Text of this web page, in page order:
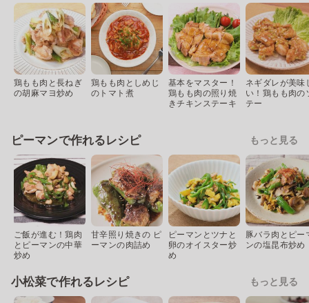
鶏もも肉と長ねぎ
の胡麻マヨ炒め
鶏もも肉としめじ
のトマト煮
基本をマスター！
鶏もも肉の照り焼
きチキンステーキ
ネギダレが美味
い！鶏もも肉の
テー
ピーマンで作れるレシピ もっと見る
ご飯が進む！鶏肉
とピーマンの中華
炒め
甘辛照り焼きの ピ
ーマンの肉詰め
ピーマンとツナと
卵のオイスター炒
め
豚バラ肉とピー
ンの塩昆布炒め
小松菜で作れるレシピ もっと見る